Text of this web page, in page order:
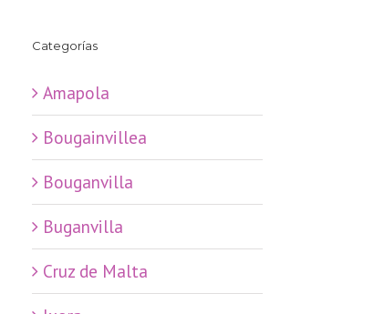
Categorías
Amapola
Bougainvillea
Bouganvilla
Buganvilla
Cruz de Malta